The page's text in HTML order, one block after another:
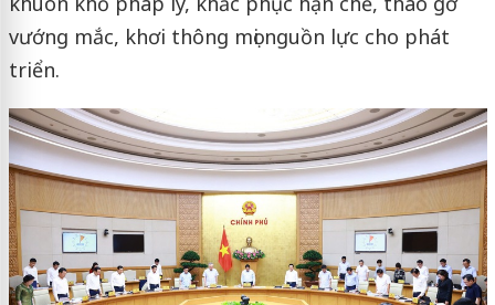
vướng mắc, khơi thông mọi nguồn lực cho phát
triển.